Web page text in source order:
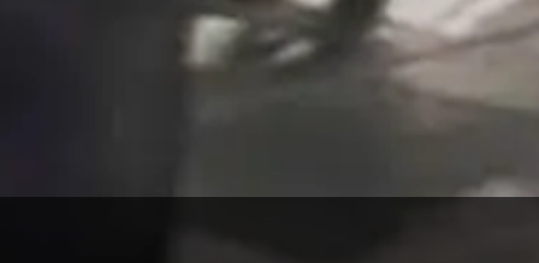
Mindset coaching voor
mentale kracht